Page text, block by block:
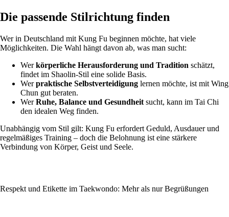
Die passende Stilrichtung finden
Wer in Deutschland mit Kung Fu beginnen möchte, hat viele
Möglichkeiten. Die Wahl hängt davon ab, was man sucht:
Werkörperliche Herausforderung und Tradition schätzt,
findet im Shaolin-Stil eine solide Basis.
Werpraktische Selbstverteidigung lernen möchte, ist mit Wing
Chun gut beraten.
WerRuhe, Balance und Gesundheit sucht, kann im Tai Chi
den idealen Weg finden.
Unabhängig vom Stil gilt: Kung Fu erfordert Geduld, Ausdauer und
regelmäßiges Training – doch die Belohnung ist eine stärkere
Verbindung von Körper, Geist und Seele.
Respekt und Etikette im Taekwondo: Mehr als nur Begrüßungen